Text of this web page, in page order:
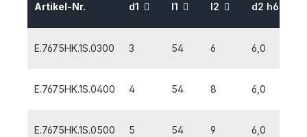
Artikel-Nr. d1 l1 l2 d2 h6
E.7675HK.1S.0300 3 54 6 6,0
E.7675HK.1S.0400 4 54 8 6,0
E.7675HK.1S.0500 5 54 9 6,0